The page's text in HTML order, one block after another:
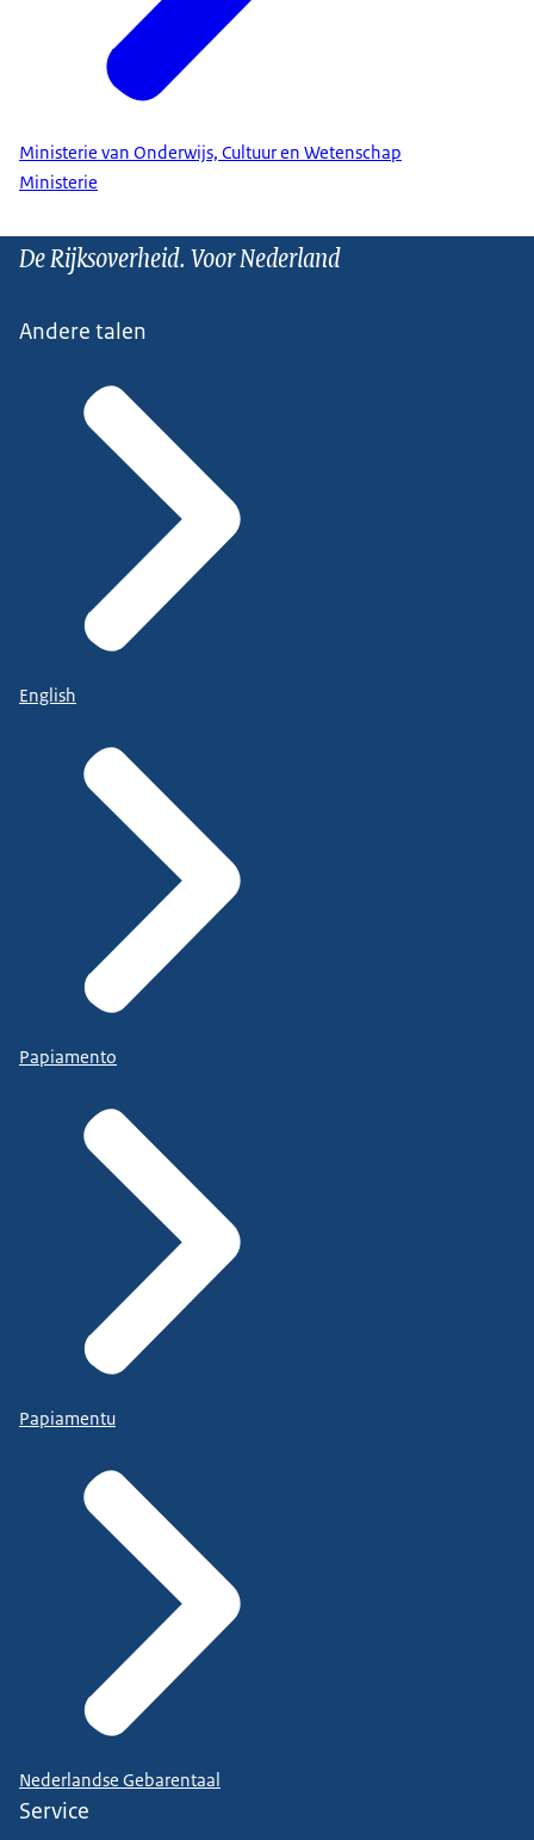
Ministerie van Onderwijs, Cultuur en Wetenschap
Ministerie
De Rijksoverheid. Voor Nederland
Andere talen
English
Papiamento
Papiamentu
Nederlandse Gebarentaal
Service